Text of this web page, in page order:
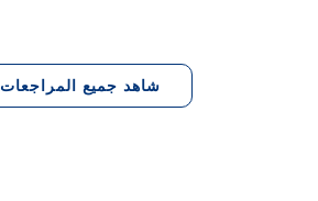
شاهد جميع المراجعات